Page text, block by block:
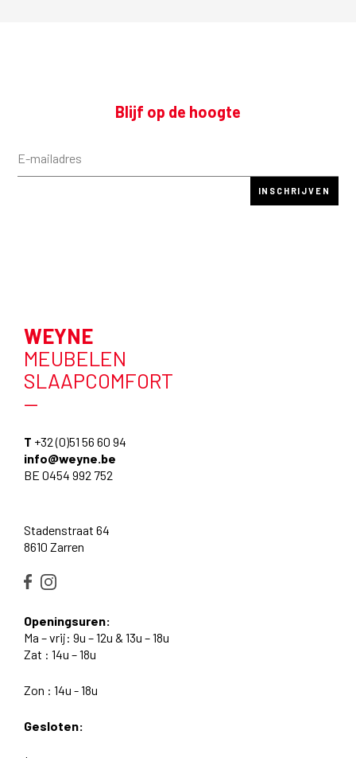
Blijf op de hoogte
WEYNE
MEUBELEN
SLAAPCOMFORT
—
T +32 (0)51 56 60 94
info@weyne.be
BE 0454 992 752
Stadenstraat 64
8610 Zarren
Openingsuren:
Ma – vrij: 9u – 12u & 13u – 18u
Zat : 14u – 18u
Zon : 14u - 18u
Gesloten: